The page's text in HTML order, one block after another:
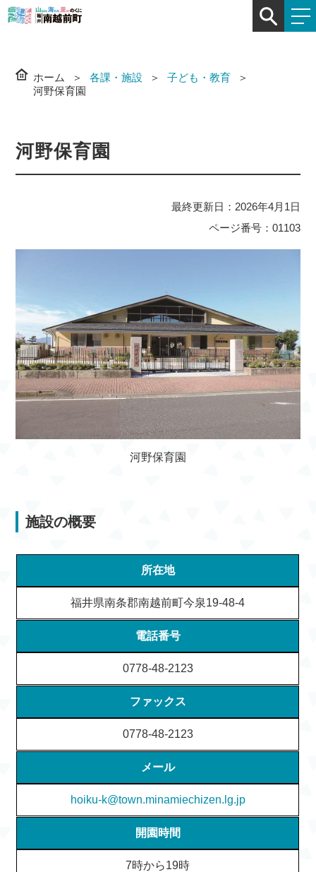
ホーム 各課・施設
子ども・教育
河野保育園
河野保育園
最終更新日：2026年4月1日
ページ番号：01103
河野保育園
施設の概要
所在地
福井県南条郡南越前町今泉19-48-4
電話番号
0778-48-2123
ファックス
0778-48-2123
メール
hoiku-k@town.minamiechizen.lg.jp
開園時間
7時から19時